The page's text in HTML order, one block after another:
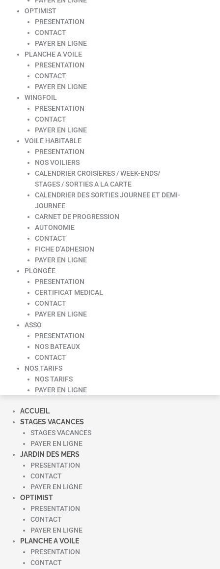
OPTIMIST
PRESENTATION
CONTACT
PAYER EN LIGNE
PLANCHE A VOILE
PRESENTATION
CONTACT
PAYER EN LIGNE
WINGFOIL
PRESENTATION
CONTACT
PAYER EN LIGNE
VOILE HABITABLE
PRESENTATION
NOS VOILIERS
CALENDRIER CROISIERES / WEEK-ENDS/
STAGES / SORTIES A LA CARTE
CALENDRIER DES SORTIES JOURNEE ET DEMI-
JOURNEE
CARNET DE PROGRESSION
AUTONOMIE
CONTACT
FICHE D’ADHESION
PAYER EN LIGNE
PLONGÉE
PRESENTATION
CERTIFICAT MEDICAL
CONTACT
PAYER EN LIGNE
ASSO
PRESENTATION
NOS BATEAUX
CONTACT
NOS TARIFS
NOS TARIFS
PAYER EN LIGNE
ACCUEIL
STAGES VACANCES
STAGES VACANCES
PAYER EN LIGNE
JARDIN DES MERS
PRESENTATION
CONTACT
PAYER EN LIGNE
OPTIMIST
PRESENTATION
CONTACT
PAYER EN LIGNE
PLANCHE A VOILE
PRESENTATION
CONTACT